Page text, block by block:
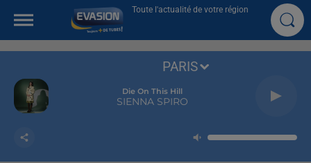
Toute l'actualité de votre région
Die On This Hill
SIENNA SPIRO
PARIS